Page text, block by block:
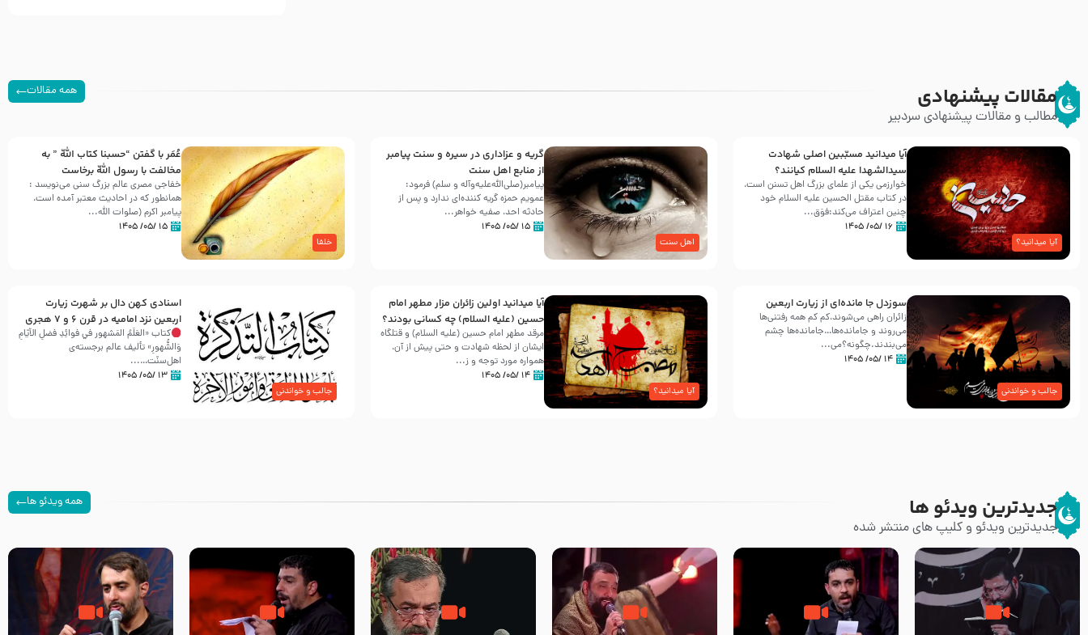
مقالات پیشنهادی
مطالب و مقالات پیشنهادی سردبیر
همه مقالات
آیا میدانید؟
آیا میدانید مسبّبین اصلی شهادت
سیدالشهدا علیه ‌السلام کیانند؟
خوارزمی یکی از علمای بزرگ اهل تسنن است،
در کتاب مقتل الحسین علیه ‌السلام خود
چنین اعتراف می‌کند:فوَق...
۱۶ /۰۵/ ۱۴۰۵
اهل سنت
گریه و عزاداری در سیره و سنت پیامبر
از منابع اهل سنت
پیامبر(صلی‌الله‌علیه‌وآله و سلم) فرمود:
عمویم حمزه گریه کننده‌ای ندارد و پس از
حادثه احد، صفیه خواهر...
۱۵ /۰۵/ ۱۴۰۵
خلفا
عُمَر با گفتن “حسبنا كتاب اللّه ” به
مخالفت با رسول اللّه برخاست
خفاجی مصری عالم بزرگ سنی می‌نویسد :
همانطور که در احادیث معتبر آمده است،
پیامبر اکرم (صلوات اللّه...
۱۵ /۰۵/ ۱۴۰۵
جالب و خواندنی
سوزدل جا مانده‌ای از زیارت اربعین
زائران راهی می‌شوند،کم‌ کم همه رفتنی‌ها
می‌روند و جامانده‌ها…جامانده‌ها چشم
می‌بندند.چگونه؟می‌...
۱۴ /۰۵/ ۱۴۰۵
آیا میدانید؟
آیا میدانید اولین زائران مزار مطهر امام
حسین (علیه السلام) چه کسانی بودند؟
مرقد مطهر امام حسین (علیه السلام) و قتلگاه
ایشان از لحظه شهادت و حتی پیش از آن،
همواره مورد توجه و ز...
۱۴ /۰۵/ ۱۴۰۵
جالب و خواندنی
اسنادی کهن دال بر شهرت زیارت
اربعین نزد امامیه در قرن ۶ و ۷ هجری
کتاب «العَلَمُ المَشهور في فَوائِدِ فَضلِ الأيّامِ
وَالشُّهورِ» تألیف عالم برجسته‌ی
اهل‌سنّت…...
۱۳ /۰۵/ ۱۴۰۵
جدیدترین ویدئو ها
جدیدترین ویدئو و کلیپ های منتشر شده
همه ویدئو ها